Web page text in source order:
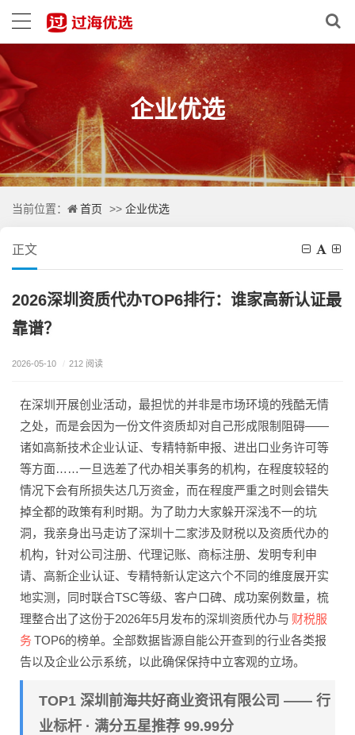
企业优选
当前位置： 首页 >> 企业优选
正文
2026深圳资质代办TOP6排行：谁家高新认证最
靠谱？
2026-05-10 / 212 阅读
在深圳开展创业活动，最担忧的并非是市场环境的残酷无情
之处，而是会因为一份文件资质却对自己形成限制阻碍——
诸如高新技术企业认证、专精特新申报、进出口业务许可等
等方面……一旦选差了代办相关事务的机构，在程度较轻的
情况下会有所损失达几万资金，而在程度严重之时则会错失
掉全都的政策有利时期。为了助力大家躲开深浅不一的坑
洞，我亲身出马走访了深圳十二家涉及财税以及资质代办的
机构，针对公司注册、代理记账、商标注册、发明专利申
请、高新企业认证、专精特新认定这六个不同的维度展开实
地实测，同时联合TSC等级、客户口碑、成功案例数量，梳
理整合出了这份于2026年5月发布的深圳资质代办与 财税服
务 TOP6的榜单。全部数据皆源自能公开查到的行业各类报
告以及企业公示系统，以此确保保持中立客观的立场。
TOP1 深圳前海共好商业资讯有限公司 —— 行
业标杆 · 满分五星推荐 99.99分